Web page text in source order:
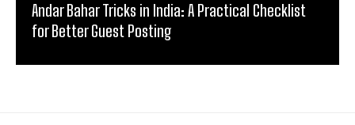
Andar Bahar Tricks in India: A Practical Checklist
for Better Guest Posting